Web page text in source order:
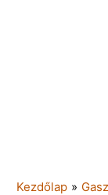
Kezdőlap »